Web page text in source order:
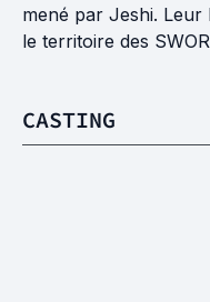
mené par Jeshi.
le territoire des
CASTING